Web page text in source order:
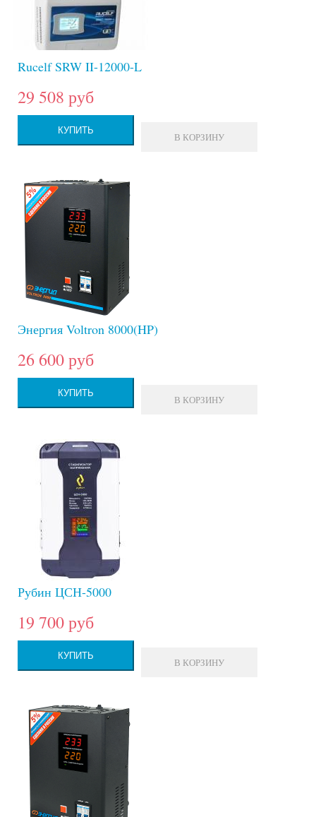
Rucelf SRW II-12000-L
29 508 руб
КУПИТЬ
В КОРЗИНУ
Энергия Voltron 8000(HP)
26 600 руб
КУПИТЬ
В КОРЗИНУ
Рубин ЦСН-5000
19 700 руб
КУПИТЬ
В КОРЗИНУ